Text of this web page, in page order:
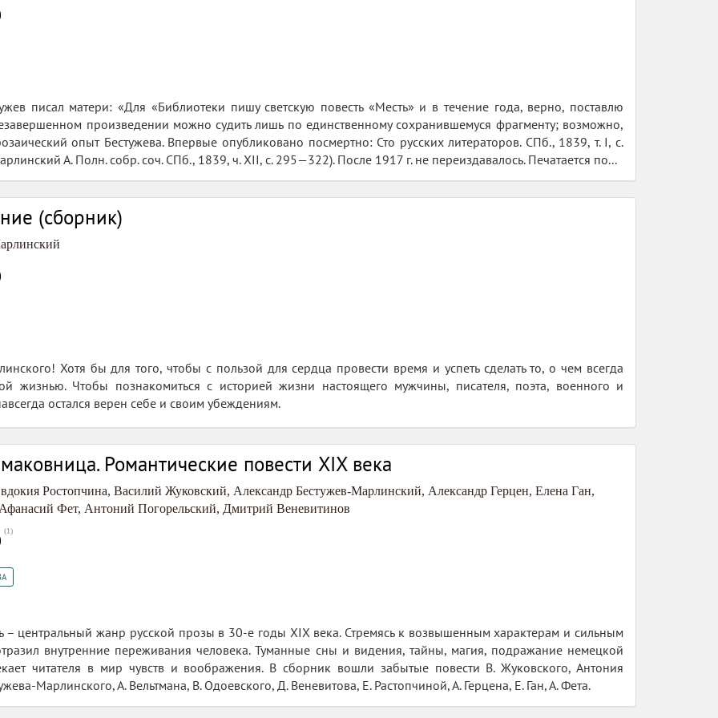
писал матери: «Для «Библиотеки пишу светскую повесть «Месть» и в течение года, верно, поставлю
произведении можно судить лишь по единственному сохранившемуся фрагменту; возможно,
опыт Бестужева. Впервые опубликовано посмертно: Сто русских литераторов. СПб., 1839, т. I, с.
А. Полн. собр. соч. СПб., 1839, ч. XII, с. 295—322). После 1917 г. не переиздавалось. Печатается по...
(сборник)
Хотя бы для того, чтобы с пользой для сердца провести время и успеть сделать то, о чем всегда
жизнью. Чтобы познакомиться с историей жизни настоящего мужчины, писателя, поэта, военного и
остался верен себе и своим убеждениям.
Романтические повести XIX века
Ростопчина, Василий Жуковский, Александр Бестужев-Марлинский, Александр Герцен, Елена Ган,
Фет, Антоний Погорельский, Дмитрий Веневитинов
(1)
– центральный жанр русской прозы в 30-е годы XIX века. Стремясь к возвышенным характерам и сильным
внутренние переживания человека. Туманные сны и видения, тайны, магия, подражание немецкой
читателя в мир чувств и воображения. В сборник вошли забытые повести В. Жуковского, Антония
Марлинского, А. Вельтмана, В. Одоевского, Д. Веневитова, Е. Растопчиной, А. Герцена, Е. Ган, А. Фета.